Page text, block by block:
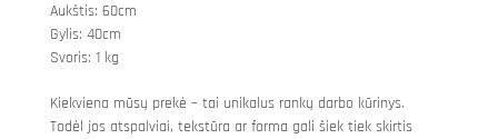
Aukštis: 60cm
Gylis: 40cm
Svoris: 1 kg
Kiekviena mūsų prekė – tai unikalus rankų darbo kūrinys.
Todėl jos atspalviai, tekstūra ar forma gali šiek tiek skirtis